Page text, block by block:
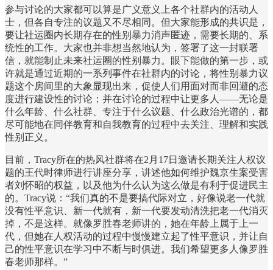
参与讨论的大家都可以算是广义意义上各个社群内的活动人
士，但各自专注的议题又不尽相同。但大家能形成的共识是，
要让社运圈内长期存在的性别暴力消声匿迹，需要长期的、系
统性的工作。大家也并非想当然地认为，签署了这一封联署
信，就能制止未来社运圈的性别暴力。眼下能做的第一步，或
许就是通过近期的一系列事件在社群内的讨论，将性别暴力议
题这个房间里的大象显现出来，促使人们用面对而非回避的态
度进行建设性的讨论；并在讨论的过程中让更多人——无论是
什么年龄、什么社群、专注于什么议题、什么政治光谱的，都
尽可能地在同伴教育和自我教育的过程中去关注、理解和实践
性别正义。
目前，Tracy所在的热风社群将在2月17日邀请长期关注人权议
题的王代时律师进行讲座分享，讲述他如何维护魏京生案受害
者刘怀昭的权益，以及他为什么认为这么做是有利于促进民主
的。Tracy说：“我们真的不是要搞代际对立，好像说老一代就
没有性平意识、新一代就有，新一代要发动清洗把老一代消灭
掉，不是这样。就像罗胜春老师讲的，她在年龄上属于上一
代，但她在人权活动的过程中慢慢建立起了性平意识，并让自
己的性平意识在学习中不断与时俱进。我们希望更多人像罗胜
春老师那样。”